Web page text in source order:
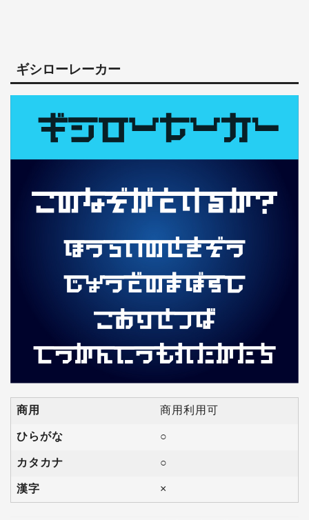
ギシローレーカー
商用 商用利用可
ひらがな ○
カタカナ ○
漢字 ×